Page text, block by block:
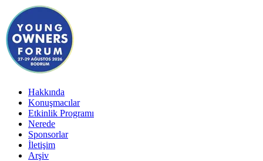
Hakkında
Konuşmacılar
Etkinlik Programı
Nerede
Sponsorlar
İletişim
Arşiv